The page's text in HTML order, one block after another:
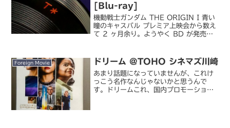
[Blu-ray]
機動戦士ガンダム THE ORIGIN I 青い
瞳のキャスバル プレミア上映会から数え
て 2 ヶ月余り。ようやく BD が発売に
した。劇場にはプレミア上映会を含めて
三度...
Foreign Movie ドリーム @TOHO シネマズ川崎
あまり話題になっていませんが、これけ
っこう名作なんじゃないかと思うんで
す。ドリームこれ、国内プロモーション